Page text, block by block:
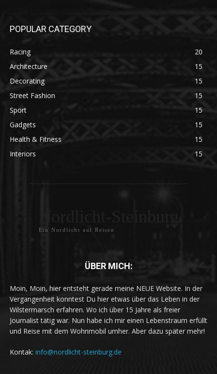
POPULAR CATEGORY
Racing
20
Architecture
15
Decorating
15
Street Fashion
15
Sport
15
Gadgets
15
Health & Fitness
15
Interiors
15
Ein Nordlicht auf Reisen
ÜBER MICH:
Moin, Moin, hier entsteht gerade meine NEUE Website. In der
Vergangenheit konntest Du hier etwas über das Leben in der
Wilstermarsch erfahren. Wo ich über 15 Jahre als freier
Journalist tätig war. Nun habe ich mir einen Lebenstraum erfüllt
und Reise mit dem Wohnmobil umher. Aber dazu später mehr!
Kontak: info@nordlicht-steinburg.de